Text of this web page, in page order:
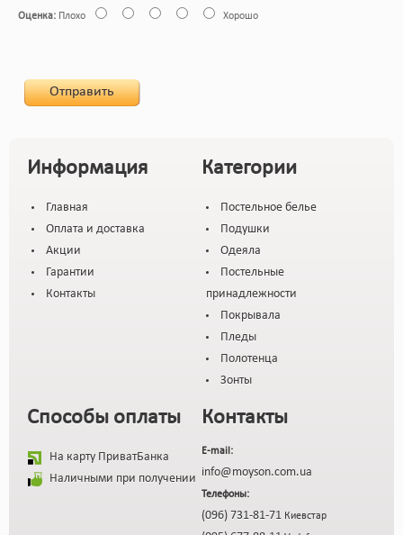
Оценка: Плохо Хорошо
Отправить
Информация
Главная
Оплата и доставка
Акции
Гарантии
Контакты
Категории
Постельное белье
Подушки
Одеяла
Постельные
принадлежности
Покрывала
Пледы
Полотенца
Зонты
Способы оплаты
На карту ПриватБанка
Наличными при получении
Контакты
E-mail:
info@moyson.com.ua
Телефоны:
(096) 731-81-71 Киевстар